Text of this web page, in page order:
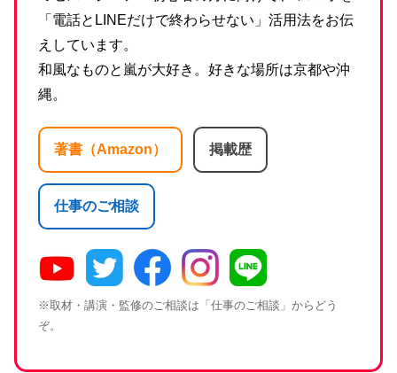
「電話とLINEだけで終わらせない」活用法をお伝
えしています。
和風なものと嵐が大好き。好きな場所は京都や沖
縄。
著書（Amazon） 掲載歴
仕事のご相談
※取材・講演・監修のご相談は「仕事のご相談」からどう
ぞ。